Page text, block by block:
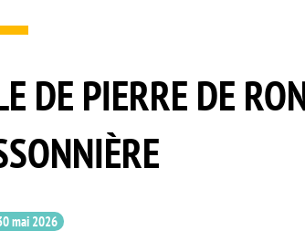
DE PIERRE DE
mai 2026